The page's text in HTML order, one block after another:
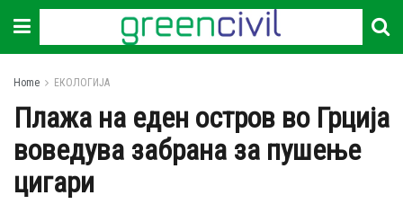
Home ЕКОЛОГИЈА
Плажа на еден остров во Грција
воведува забрана за пушење
цигари